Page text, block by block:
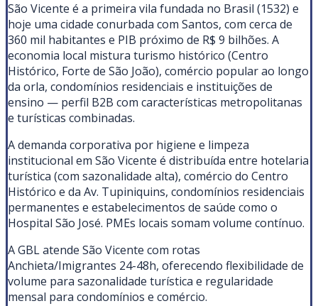
São Vicente é a primeira vila fundada no Brasil (1532) e
hoje uma cidade conurbada com Santos, com cerca de
360 mil habitantes e PIB próximo de R$ 9 bilhões. A
economia local mistura turismo histórico (Centro
Histórico, Forte de São João), comércio popular ao longo
da orla, condomínios residenciais e instituições de
ensino — perfil B2B com características metropolitanas
e turísticas combinadas.
A demanda corporativa por higiene e limpeza
institucional em São Vicente é distribuída entre hotelaria
turística (com sazonalidade alta), comércio do Centro
Histórico e da Av. Tupiniquins, condomínios residenciais
permanentes e estabelecimentos de saúde como o
Hospital São José. PMEs locais somam volume contínuo.
A GBL atende São Vicente com rotas
Anchieta/Imigrantes 24-48h, oferecendo flexibilidade de
volume para sazonalidade turística e regularidade
mensal para condomínios e comércio.